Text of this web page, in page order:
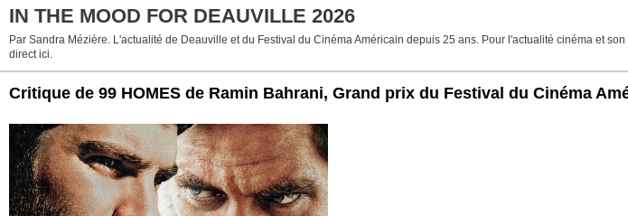
IN THE MOOD FOR DEAUVILLE 2026
Par Sandra Mézière. L'actualité de Deauville et du Festival du Cinéma Américain depuis 25 ans. Pour l'actualité cinéma et
direct ici.
Critique de 99 HOMES de Ramin Bahrani, Grand prix du Festival du Cinéma